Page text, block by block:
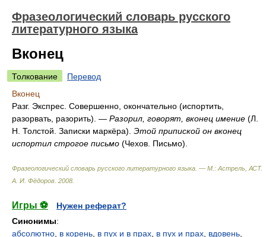
Фразеологический словарь русского
литературного языка
Вконец
Толкование
Перевод
Вконец
Разг. Экспрес. Совершенно, окончательно (испортить,
разорвать, разорить). — Разорил, говорят, вконец имение (Л.
Н. Толстой. Записки маркёра). Этой припиской он вконец
испортил строгое письмо (Чехов. Письмо).
Фразеологический словарь русского литературного языка. — М.: Астрель, АСТ.
А. И. Фёдоров 2008
Игры ⚽
Нужен реферат?
Синонимы:
абсолютно в корень в пух и в прах в пух и прах вдовень